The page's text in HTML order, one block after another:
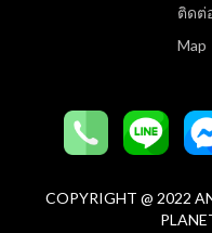
ติดต่
Map
COPYRIGHT @ 2022